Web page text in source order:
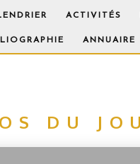
ACTIVITÉS
ANNUAIRE
DU